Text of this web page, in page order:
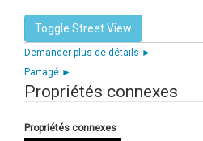
Demander plus de détails ►
Partagé ►
Propriétés connexes
Propriétés connexes